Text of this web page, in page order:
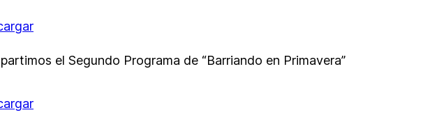
el Segundo Programa de “Barriando en Primavera”